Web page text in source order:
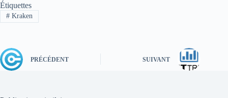
Étiquettes
#Kraken
PRÉCÉDENT SUIVANT